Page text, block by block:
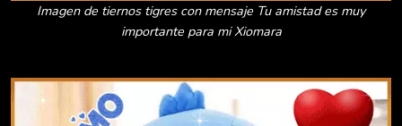
Imagen de tiernos tigres con mensaje Tu amistad es muy
importante para mi Xiomara